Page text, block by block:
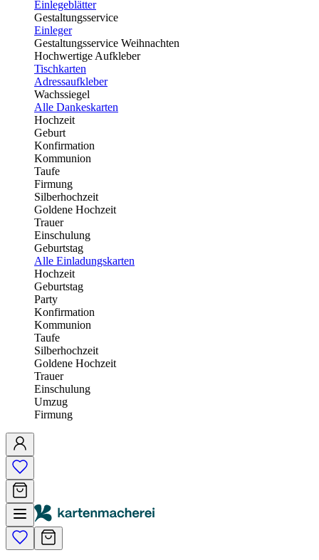
Einlegeblätter
Gestaltungsservice
Einleger
Gestaltungsservice Weihnachten
Hochwertige Aufkleber
Tischkarten
Adressaufkleber
Wachssiegel
Alle Dankeskarten
Hochzeit
Geburt
Konfirmation
Kommunion
Taufe
Firmung
Silberhochzeit
Goldene Hochzeit
Trauer
Einschulung
Geburtstag
Alle Einladungskarten
Hochzeit
Geburtstag
Party
Konfirmation
Kommunion
Taufe
Silberhochzeit
Goldene Hochzeit
Trauer
Einschulung
Umzug
Firmung